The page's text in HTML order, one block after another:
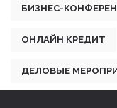
БИЗНЕС-
ОНЛАЙН КРЕДИТ
ДЕЛОВЫЕ